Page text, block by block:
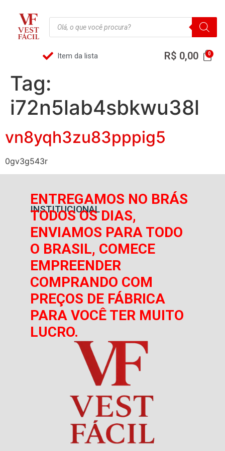
Item da lista R$ 0,00
Tag:
i72n5lab4sbkwu38l
vn8yqh3zu83pppig5
0gv3g543r
INSTITUCIONAL
ENTREGAMOS NO BRÁS
TODOS OS DIAS,
ENVIAMOS PARA TODO
O BRASIL, COMECE
EMPREENDER
COMPRANDO COM
PREÇOS DE FÁBRICA
PARA VOCÊ TER MUITO
LUCRO.